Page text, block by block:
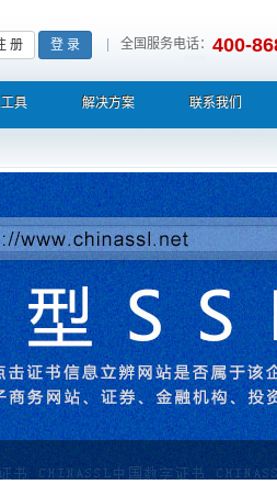
册 登 录 全国服务电话： 400-
具 解决方案 联系我们